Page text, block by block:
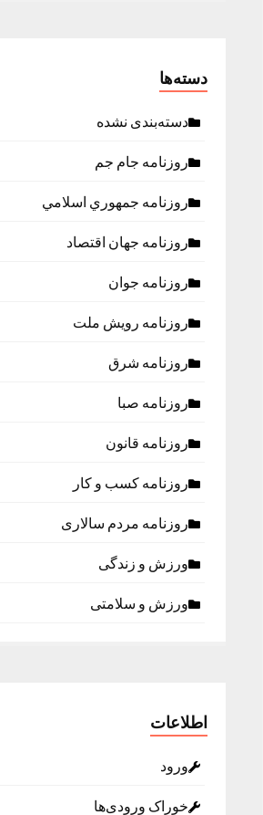
دسته‌ها
دسته‌بندی نشده
روزنامه جام جم
روزنامه جمهوري اسلامي
روزنامه جهان اقتصاد
روزنامه جوان
روزنامه رویش ملت
روزنامه شرق
روزنامه صبا
روزنامه قانون
روزنامه كسب و كار
روزنامه مردم سالاری
ورزش و زندگی
ورزش و سلامتی
اطلاعات
ورود
خوراک ورودی‌ها